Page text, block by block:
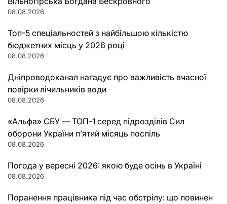
08.08.2026
Топ-5 спеціальностей з найбільшою кількістю
бюджетних місць у 2026 році
08.08.2026
Дніпроводоканал нагадує про важливість вчасної
повірки лічильників води
08.08.2026
«Альфа» СБУ — ТОП-1 серед підрозділів Сил
оборони України п’ятий місяць поспіль
08.08.2026
Погода у вересні 2026: якою буде осінь в Україні
08.08.2026
Поранення працівника під час обстрілу: що повинен